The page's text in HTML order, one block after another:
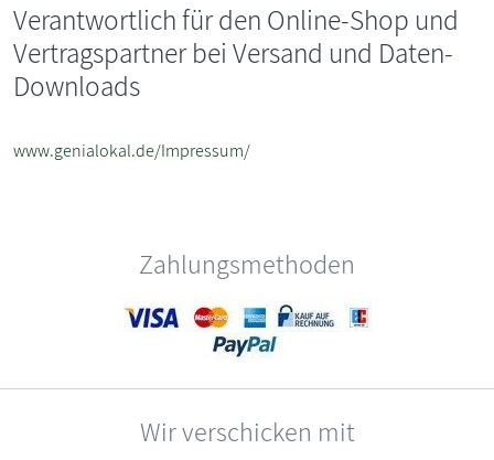
Verantwortlich für den Online-Shop und
Vertragspartner bei Versand und Daten-
Downloads
www.genialokal.de/Impressum/
Zahlungsmethoden
Wir verschicken mit